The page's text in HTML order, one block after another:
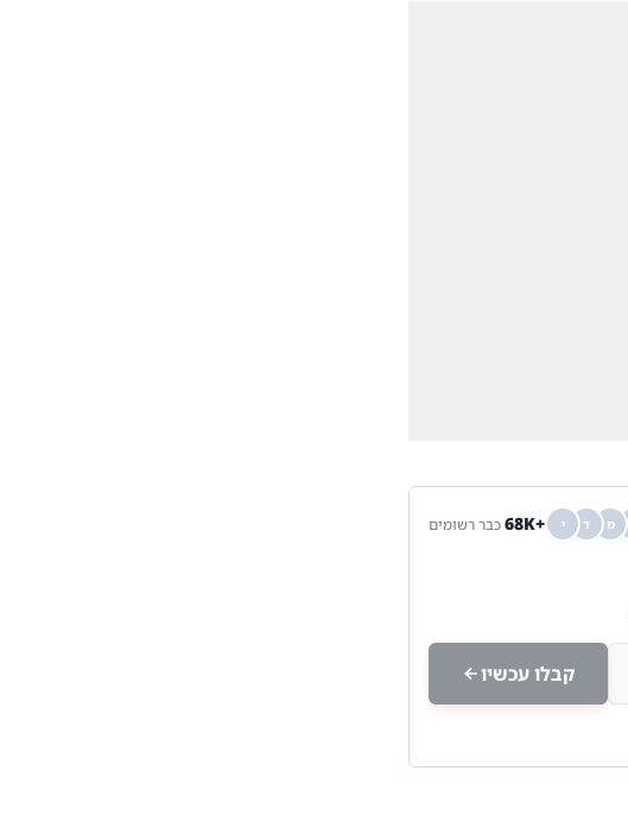
מ ד י +68K כבר רשומים
קבלו עכשיו